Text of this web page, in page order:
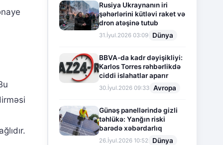
Rusiya Ukraynanın iri
şəhərlərini kütləvi raket və
dron atəşinə tutub
31.İyul.2026 03:09 Dünya
BBVA-da kadr dəyişikliyi:
Karlos Torres rəhbərlikdə
ciddi islahatlar aparır
30.İyul.2026 09:33 Avropa
Günəş panellərində gizli
təhlükə: Yanğın riski
barədə xəbərdarlıq
26.İyul.2026 10:52 Dünya